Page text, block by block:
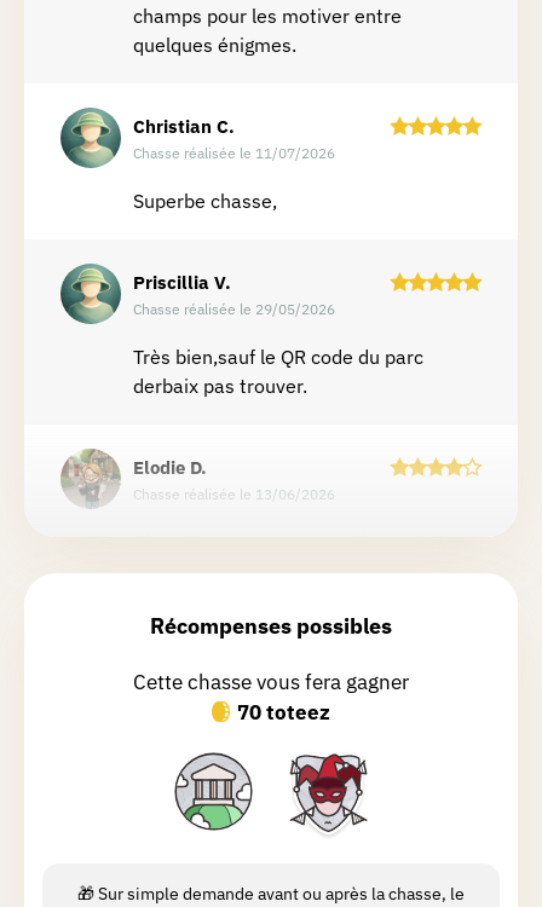
champs pour les motiver entre
quelques énigmes.
Christian C.
Chasse réalisée le 11/07/2026
Superbe chasse,
Priscillia V.
Chasse réalisée le 29/05/2026
Très bien,sauf le QR code du parc
derbaix pas trouver.
Elodie D.
Chasse réalisée le 13/06/2026
Binche 🤩
Chasse réalisée le 09/06/2026
Sandra M.
Chasse réalisée le 29/05/2026
ville et ses alentours merci ☺️
Récompenses possibles
Cette chasse vous fera gagner
70 toteez
🎁 Sur simple demande avant ou après la chasse, le